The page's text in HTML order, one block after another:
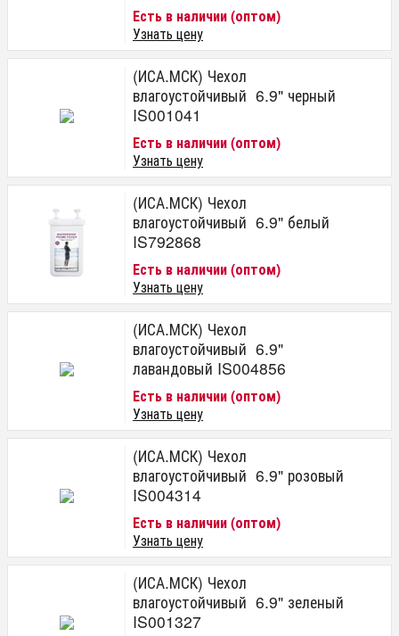
Есть в наличии (оптом)
Узнать цену
(ИСА.МСК) Чехол
влагоустойчивый 6.9" черный
IS001041
Есть в наличии (оптом)
Узнать цену
(ИСА.МСК) Чехол
влагоустойчивый 6.9" белый
IS792868
Есть в наличии (оптом)
Узнать цену
(ИСА.МСК) Чехол
влагоустойчивый 6.9"
лавандовый IS004856
Есть в наличии (оптом)
Узнать цену
(ИСА.МСК) Чехол
влагоустойчивый 6.9" розовый
IS004314
Есть в наличии (оптом)
Узнать цену
(ИСА.МСК) Чехол
влагоустойчивый 6.9" зеленый
IS001327